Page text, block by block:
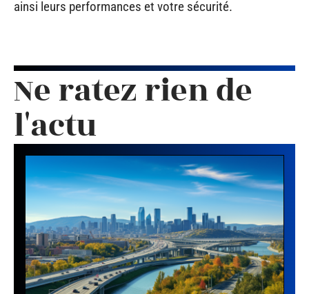
ainsi leurs performances et votre sécurité.
Ne ratez rien de
l'actu